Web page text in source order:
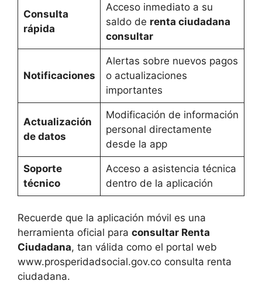
Consulta
rápida
Acceso inmediato a su
saldo de renta ciudadana
consultar
Notificaciones
Alertas sobre nuevos pagos
o actualizaciones
importantes
Actualización
de datos
Modificación de información
personal directamente
desde la app
Soporte
técnico
Acceso a asistencia técnica
dentro de la aplicación
Recuerde que la aplicación móvil es una
herramienta oficial para consultar Renta
Ciudadana, tan válida como el portal web
www.prosperidadsocial.gov.co consulta renta
ciudadana.